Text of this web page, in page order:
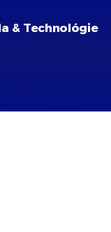
& Technológie